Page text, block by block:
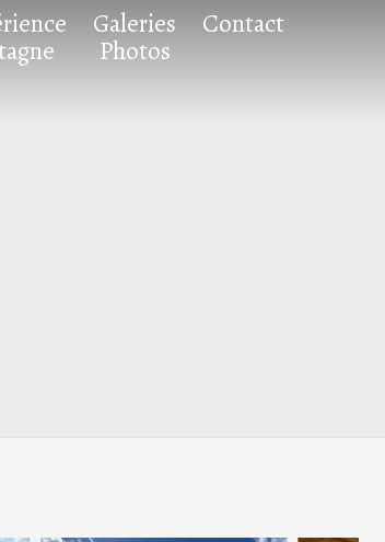
Galeries
Photos
Contact